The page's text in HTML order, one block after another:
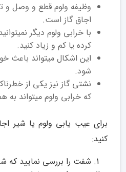
وظیفه ولوم قطع و وصل و
اجاق گاز است.
با خرابی ولوم دیگر
کرده یا کم و زیاد کنید.
این اشکال میتواند باعث
شود.
نشتی گاز نیز یکی از
که خرابی ولوم میتواند به
برای عیب یابی ولوم یا شیر
کنید:
شفت را بررسی نمایید که